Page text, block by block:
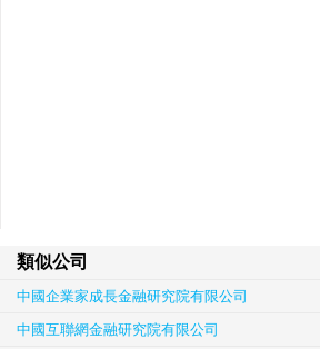
類似公司
中國企業家成長金融研究院有限公司
中國互聯網金融研究院有限公司